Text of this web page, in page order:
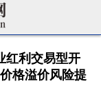
红利交易型开
格溢价风险提